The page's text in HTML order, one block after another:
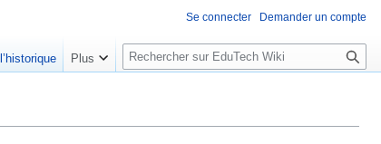
Se connecter Demander un compte
Plus
R
e
e